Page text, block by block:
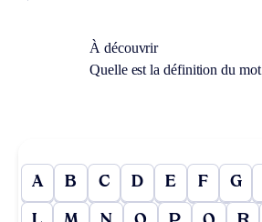
À découvrir
Quelle est la définition du mot
A B C D E F G